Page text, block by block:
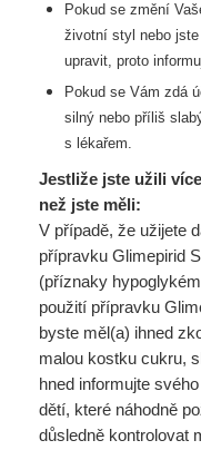
Pokud se změní
životní styl nebo
upravit, proto
Pokud se Vám zdá
silný nebo příliš
s lékařem.
Jestliže jste užili
než jste měli:
V případě, že užijete
přípravku Glimepirid
(příznaky
použití přípravku
byste měl(a) ihned
malou kostku cukru,
hned informujte
dětí, které náhodně
důsledně kontrolovat